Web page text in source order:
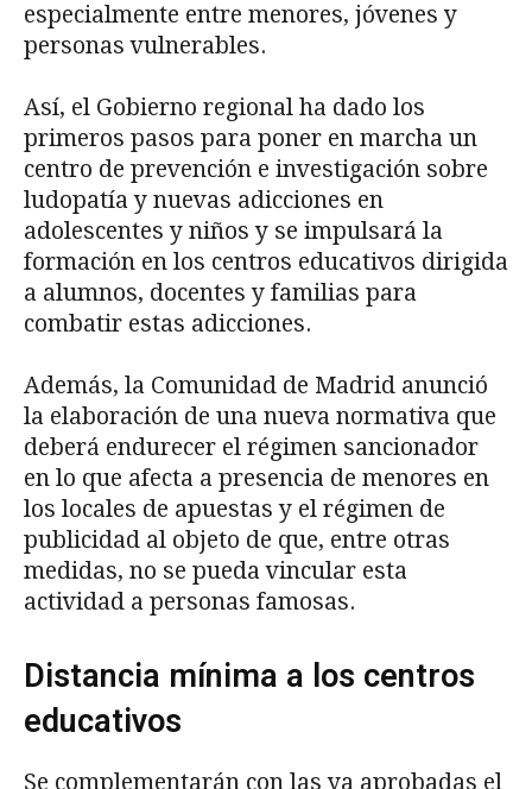
especialmente entre menores, jóvenes y
personas vulnerables.
Así, el Gobierno regional ha dado los
primeros pasos para poner en marcha un
centro de prevención e investigación sobre
ludopatía y nuevas adicciones en
adolescentes y niños y se impulsará la
formación en los centros educativos dirigida
a alumnos, docentes y familias para
combatir estas adicciones.
Además, la Comunidad de Madrid anunció
la elaboración de una nueva normativa que
deberá endurecer el régimen sancionador
en lo que afecta a presencia de menores en
los locales de apuestas y el régimen de
publicidad al objeto de que, entre otras
medidas, no se pueda vincular esta
actividad a personas famosas.
Distancia mínima a los centros
educativos
Se complementarán con las ya aprobadas el